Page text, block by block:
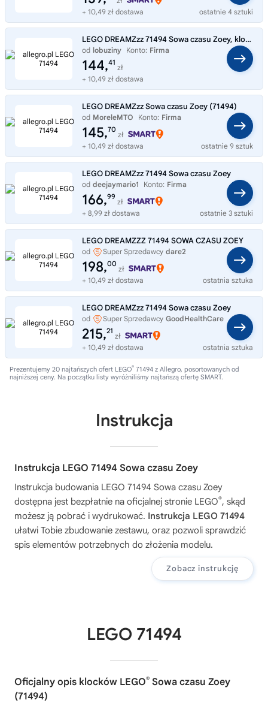
+ 10,49 zł dostawa
ostatnie 4 sztuki
LEGO DREAMZzz 71494 Sowa czasu Zoey, klocki dla dzieci 8 lat+
od lobuziny Konto: Firma
144,41
zł
+ 10,49 zł dostawa
LEGO DREAMZzz Sowa czasu Zoey (71494)
od MoreleMTO Konto: Firma
145,70
zł
+ 10,49 zł dostawa
ostatnie 9 sztuk
LEGO DREAMZzz 71494 Sowa czasu Zoey
od deejaymario1 Konto: Firma
166,99
zł
+ 8,99 zł dostawa
ostatnie 3 sztuki
LEGO DREAMZZZ 71494 SOWA CZASU ZOEY
od Super Sprzedawcy dare2
198,00
zł
+ 10,49 zł dostawa
ostatnia sztuka
LEGO DREAMZzz 71494 Sowa czasu Zoey
od Super Sprzedawcy GoodHealthCare
215,21
zł
+ 10,49 zł dostawa
ostatnia sztuka
Prezentujemy 20 najtańszych ofert LEGO® 71494 z Allegro, posortowanych od
najniższej ceny. Na początku listy wyróżniliśmy najtańszą ofertę SMART.
Instrukcja
Instrukcja LEGO 71494 Sowa czasu Zoey
Instrukcja budowania LEGO 71494 Sowa czasu Zoey
dostępna jest bezpłatnie na oficjalnej stronie LEGO®, skąd
możesz ją pobrać i wydrukować. Instrukcja LEGO 71494
ułatwi Tobie zbudowanie zestawu, oraz pozwoli sprawdzić
spis elementów potrzebnych do złożenia modelu.
Zobacz instrukcję
LEGO 71494
Oficjalny opis klocków LEGO® Sowa czasu Zoey
(71494)